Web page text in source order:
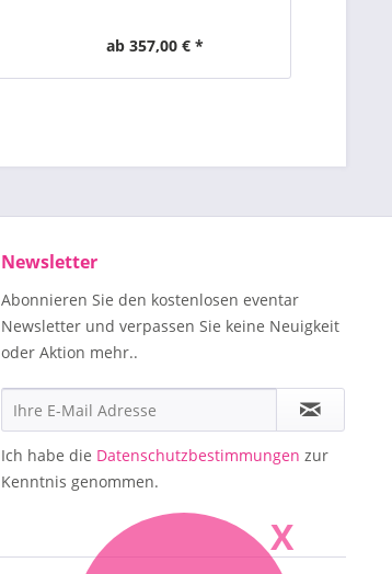
ab 357,00 € *
Newsletter
Abonnieren Sie den kostenlosen eventar
Newsletter und verpassen Sie keine Neuigkeit
oder Aktion mehr..
Ich habe die Datenschutzbestimmungen zur
Kenntnis genommen.
X